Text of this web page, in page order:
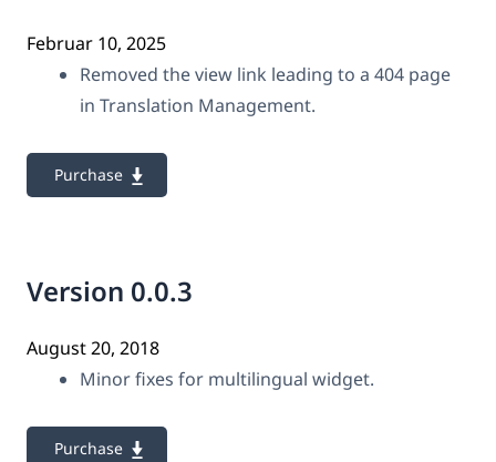
Februar 10, 2025
Removed the view link leading to a 404 page
in Translation Management.
Purchase
Version 0.0.3
August 20, 2018
Minor fixes for multilingual widget.
Purchase